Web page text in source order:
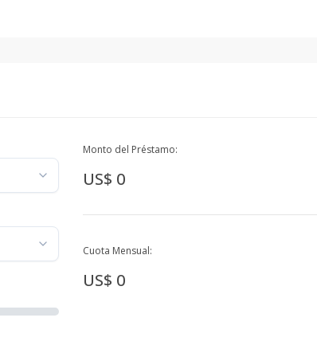
Monto del Préstamo:
US$ 0
Cuota Mensual:
US$ 0